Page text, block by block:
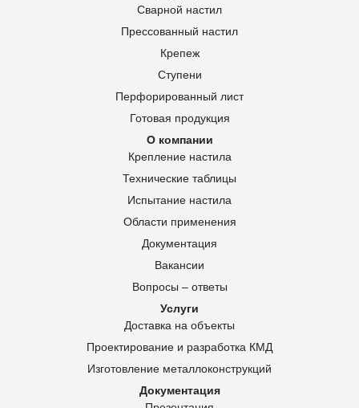
Сварной настил
Прессованный настил
Крепеж
Ступени
Перфорированный лист
Готовая продукция
О компании
Крепление настила
Технические таблицы
Испытание настила
Области применения
Документация
Вакансии
Вопросы – ответы
Услуги
Доставка на объекты
Проектирование и разработка КМД
Изготовление металлоконструкций
Документация